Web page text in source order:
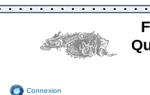
Connexion